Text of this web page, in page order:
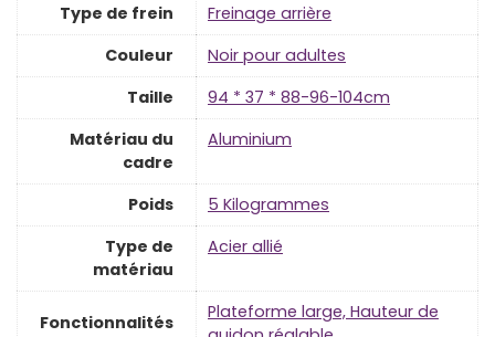
Type de frein
‎Freinage arrière
Couleur
‎Noir pour adultes
Taille
‎94 * 37 * 88-96-104cm
Matériau du
cadre
‎Aluminium
Poids
‎5 Kilogrammes
Type de
matériau
‎Acier allié
Fonctionnalités
‎Plateforme large, Hauteur de